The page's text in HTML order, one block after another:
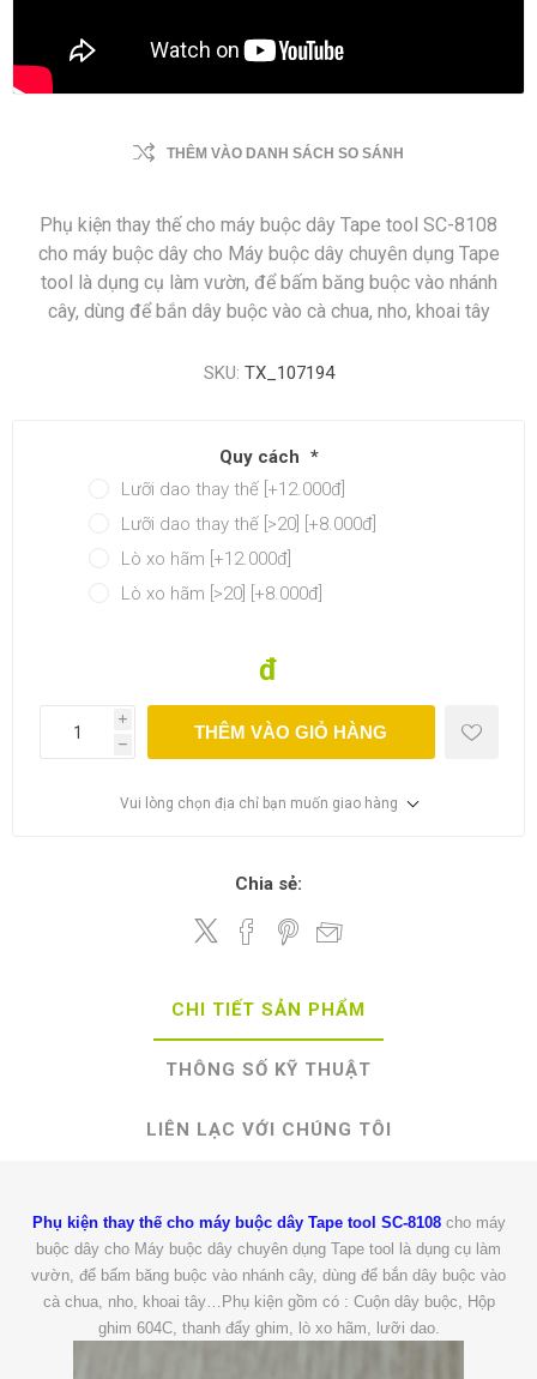
THÊM VÀO DANH SÁCH SO SÁNH
Phụ kiện thay thế cho máy buộc dây Tape tool SC-8108
cho máy buộc dây cho Máy buộc dây chuyên dụng Tape
tool là dụng cụ làm vườn, để bấm băng buộc vào nhánh
cây, dùng để bắn dây buộc vào cà chua, nho, khoai tây
SKU: TX_107194
Quy cách *
Lưỡi dao thay thế [+12.000đ]
Lưỡi dao thay thế [>20] [+8.000đ]
Lò xo hãm [+12.000đ]
Lò xo hãm [>20] [+8.000đ]
đ
i
h
THÊM VÀO GIỎ HÀNG
Vui lòng chọn địa chỉ bạn muốn giao hàng
Chia sẻ:
CHI TIẾT SẢN PHẨM
THÔNG SỐ KỸ THUẬT
LIÊN LẠC VỚI CHÚNG TÔI
Phụ kiện thay thế cho máy buộc dây Tape tool SC-8108 cho máy
buộc dây cho Máy buộc dây chuyên dụng Tape tool là dụng cụ làm
vườn, để bấm băng buộc vào nhánh cây, dùng để bắn dây buộc vào
cà chua, nho, khoai tây…Phụ kiện gồm có : Cuộn dây buộc, Hộp
ghim 604C, thanh đẩy ghim, lò xo hãm, lưỡi dao.